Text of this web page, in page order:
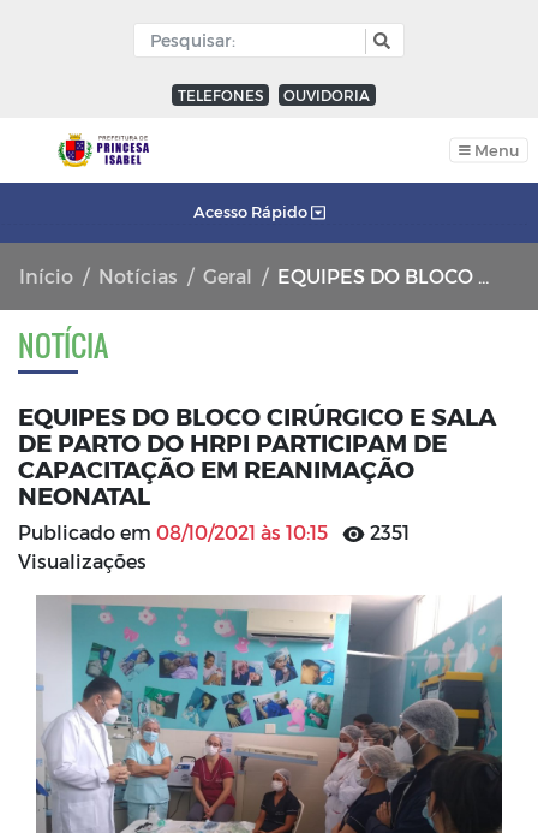
TELEFONES OUVIDORIA
Menu
Acesso Rápido
Início Notícias Geral EQUIPES DO BLOCO CIRÚRGICO E SALA DE PARTO DO HRPI PARTICIPAM DE CAPACITAÇÃO EM REANIMAÇÃO NEONATAL
NOTÍCIA
EQUIPES DO BLOCO CIRÚRGICO E SALA
DE PARTO DO HRPI PARTICIPAM DE
CAPACITAÇÃO EM REANIMAÇÃO
NEONATAL
Publicado em 08/10/2021 às 10:15
2351
Visualizações